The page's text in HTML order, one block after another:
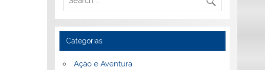
Categorias
Ação e Aventura